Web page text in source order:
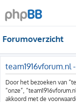
Forumoverzicht
team1916vforum.nl
Door het bezoeken van
“onze”,
akkoord met de